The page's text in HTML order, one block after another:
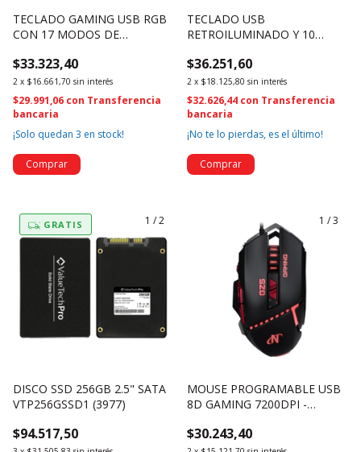
TECLADO GAMING USB RGB
CON 17 MODOS DE
(4687)
$33.323,40
2 x $16.661,70 sin interés
$29.991,06 con Transferencia
bancaria
¡Solo quedan 3 en stock!
TECLADO USB
RETROILUMINADO Y 10
NSKB25L (4686)
$36.251,60
2 x $18.125,80 sin interés
$32.626,44 con Transferencia
bancaria
¡No te lo pierdas, es el último!
1 /2
GRATIS
DISCO SSD 256GB 2.5" SATA
VTP256GSSD1 (3977)
$94.517,50
1 /3
MOUSE PROGRAMABLE USB
8D GAMING 7200DPI -
$30.243,40